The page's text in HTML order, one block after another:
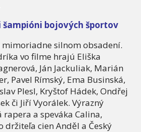
šampióni bojových športov
silnom obsadení.
vo filme hrajú Eliška
Ján Jackuliak, Marián
Pavel Rímský, Ema Businská,
Plesl, Kryštof Hádek, Ondřej
či Jiří Vyorálek. Výrazný
a speváka Calina,
držiteľa cien Anděl a Český